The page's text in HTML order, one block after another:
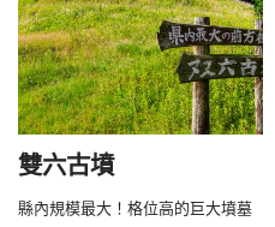
雙六古墳
縣內規模最大！格位高的巨大墳墓